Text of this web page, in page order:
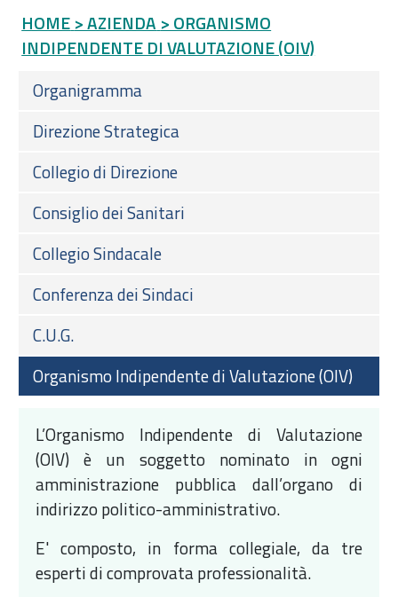
HOME > AZIENDA > ORGANISMO
INDIPENDENTE DI VALUTAZIONE (OIV)
Organigramma
Direzione Strategica
Collegio di Direzione
Consiglio dei Sanitari
Collegio Sindacale
Conferenza dei Sindaci
C.U.G.
Organismo Indipendente di Valutazione (OIV)
L’Organismo Indipendente di Valutazione
(OIV) è un soggetto nominato in ogni
amministrazione pubblica dall’organo di
indirizzo politico-amministrativo.
E' composto, in forma collegiale, da tre
esperti di comprovata professionalità.